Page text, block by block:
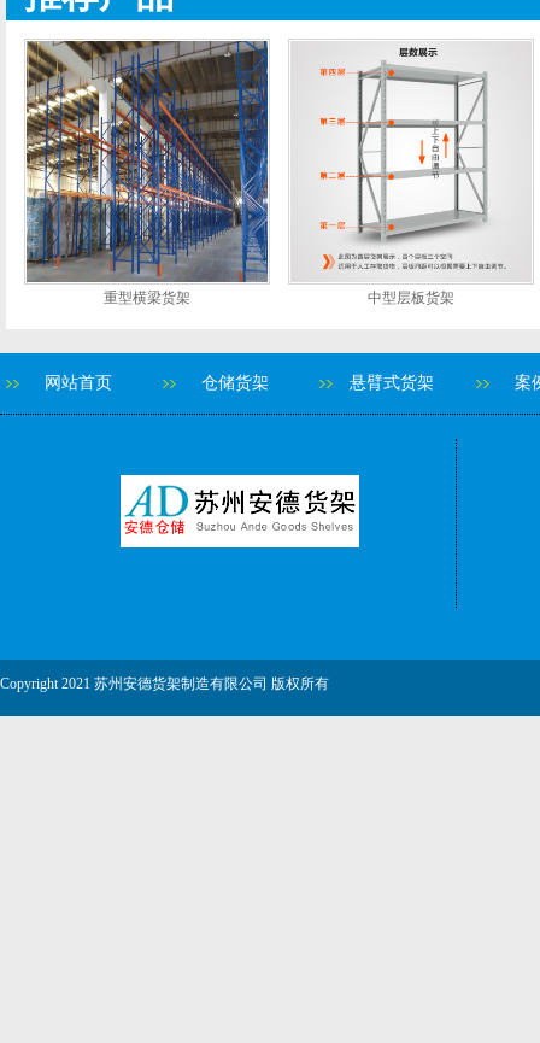
重型横梁货架 中型层板货架
网站首页 仓储货架 悬臂式货架 案
Copyright 2021 苏州安德货架制造有限公司 版权所有